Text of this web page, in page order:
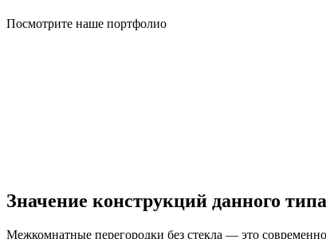
Посмотрите наше портфолио
Значение конструкций данного типа
Межкомнатные перегородки без стекла — это